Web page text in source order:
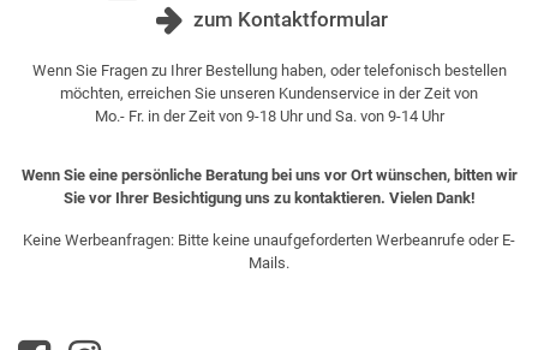
zum Kontaktformular
Wenn Sie Fragen zu Ihrer Bestellung haben, oder telefonisch bestellen
möchten, erreichen Sie unseren Kundenservice in der Zeit von
Mo.- Fr. in der Zeit von 9-18 Uhr und Sa. von 9-14 Uhr
Wenn Sie eine persönliche Beratung bei uns vor Ort wünschen, bitten wir
Sie vor Ihrer Besichtigung uns zu kontaktieren. Vielen Dank!
Keine Werbeanfragen: Bitte keine unaufgeforderten Werbeanrufe oder E-
Mails.